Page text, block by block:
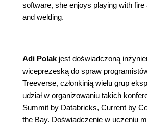
software, she enjoys playing with fire
and welding.
Adi Polak jest doświadczoną
wiceprezeską do spraw
Treeverse, członkinią wielu grup
udział w organizowaniu takich
Summit by Databricks, Current by
the Bay. Doświadczenie w uczeniu